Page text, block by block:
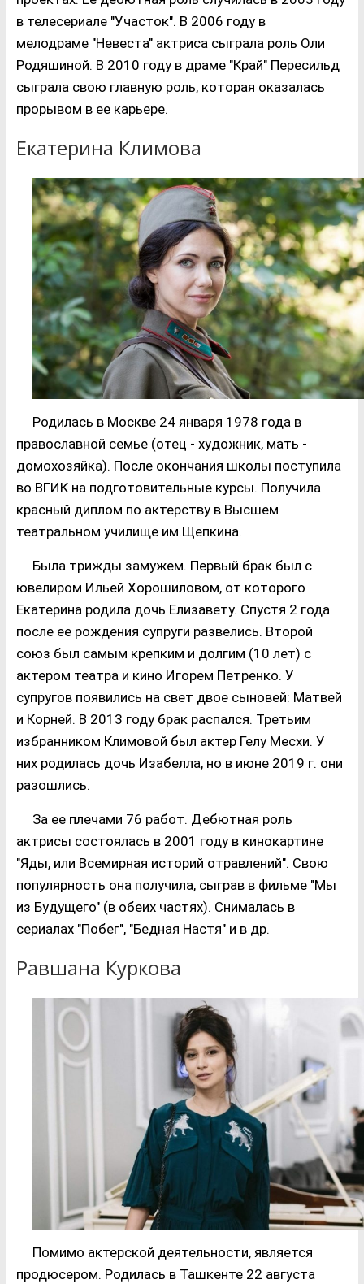
в телесериале "Участок". В 2006 году в
мелодраме "Невеста" актриса сыграла роль Оли
Родяшиной. В 2010 году в драме "Край" Пересильд
сыграла свою главную роль, которая оказалась
прорывом в ее карьере.
Екатерина Климова
Родилась в Москве 24 января 1978 года в
православной семье (отец - художник, мать -
домохозяйка). После окончания школы поступила
во ВГИК на подготовительные курсы. Получила
красный диплом по актерству в Высшем
театральном училище им.Щепкина.
Была трижды замужем. Первый брак был с
ювелиром Ильей Хорошиловом, от которого
Екатерина родила дочь Елизавету. Спустя 2 года
после ее рождения супруги развелись. Второй
союз был самым крепким и долгим (10 лет) с
актером театра и кино Игорем Петренко. У
супругов появились на свет двое сыновей: Матвей
и Корней. В 2013 году брак распался. Третьим
избранником Климовой был актер Гелу Месхи. У
них родилась дочь Изабелла, но в июне 2019 г. они
разошлись.
За ее плечами 76 работ. Дебютная роль
актрисы состоялась в 2001 году в кинокартине
"Яды, или Всемирная историй отравлений". Свою
популярность она получила, сыграв в фильме "Мы
из Будущего" (в обеих частях). Снималась в
сериалах "Побег", "Бедная Настя" и в др.
Равшана Куркова
Помимо актерской деятельности, является
продюсером. Родилась в Ташкенте 22 августа